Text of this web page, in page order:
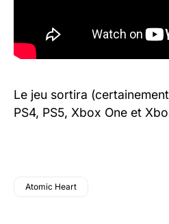
Le jeu sortira
PS4, PS5, Xbox One et
Atomic Heart